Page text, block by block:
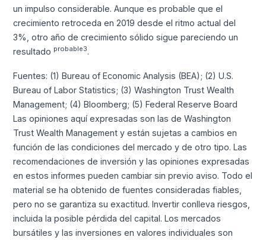
un impulso considerable. Aunque es probable que el
crecimiento retroceda en 2019 desde el ritmo actual del
3%, otro año de crecimiento sólido sigue pareciendo un
resultado probable3.
Fuentes: (1) Bureau of Economic Analysis (BEA); (2) U.S.
Bureau of Labor Statistics; (3) Washington Trust Wealth
Management; (4) Bloomberg; (5) Federal Reserve Board
Las opiniones aquí expresadas son las de Washington
Trust Wealth Management y están sujetas a cambios en
función de las condiciones del mercado y de otro tipo. Las
recomendaciones de inversión y las opiniones expresadas
en estos informes pueden cambiar sin previo aviso. Todo el
material se ha obtenido de fuentes consideradas fiables,
pero no se garantiza su exactitud. Invertir conlleva riesgos,
incluida la posible pérdida del capital. Los mercados
bursátiles y las inversiones en valores individuales son